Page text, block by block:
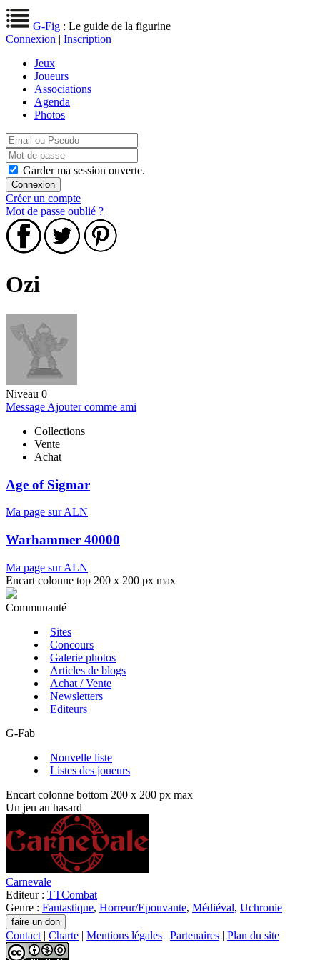
G-Fig : Le guide de la figurine
Connexion | Inscription
Jeux
Joueurs
Associations
Agenda
Photos
Garder ma session ouverte.
Créer un compte
Mot de passe oublié ?
Ozi
Niveau 0
Message Ajouter comme ami
Collections
Vente
Achat
Age of Sigmar
Ma page sur ALN
Warhammer 40000
Ma page sur ALN
Encart colonne top 200 x 200 px max
Communauté
Sites
Concours
Galerie photos
Articles de blogs
Achat / Vente
Newsletters
Editeurs
G-Fab
Nouvelle liste
Listes des joueurs
Encart colonne bottom 200 x 200 px max
Un jeu au hasard
Carnevale
Editeur : TTCombat
Genre : Fantastique, Horreur/Epouvante, Médiéval, Uchronie
Contact | Charte | Mentions légales | Partenaires | Plan du site